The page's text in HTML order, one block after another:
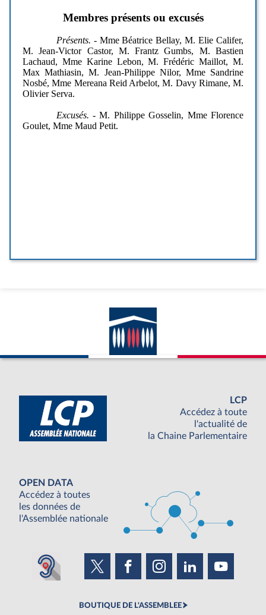
LCP
Accédez à toute
l'actualité de
la Chaine Parlementaire
OPEN DATA
Accédez à toutes
les données de
l'Assemblée nationale
BOUTIQUE DE L'ASSEMBLEE